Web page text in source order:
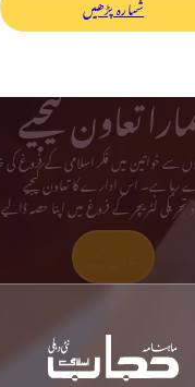
تعاون کیجیے
سے خواتین میں فکر اسلامی کے
رہا ہے۔ اس ادارے کا تعاون کیجیے
تحریکی لٹریچر کے فروغ میں اپنا حصہ